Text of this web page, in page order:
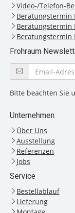
Video-/Telefon-
Beratungstermin
Beratungstermin
Beratungstermin
Frohraum
Bitte beachten Sie
Unternehmen
Über Uns
Ausstellung
Referenzen
Jobs
Service
Bestellablauf
Lieferung